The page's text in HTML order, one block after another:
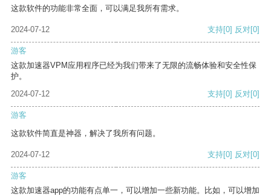
这款软件的功能非常全面，可以满足我所有需求。
2024-07-12 支持[0] 反对[0]
游客
这款加速器VPM应用程序已经为我们带来了无限的流畅体验和安全性保
护。
2024-07-12
支持[0] 反对[0]
游客
这款软件简直是神器，解决了我所有问题。
2024-07-12 支持[0] 反对[0]
游客
这款加速器app的功能有点单一，可以增加一些新功能。比如，可以增加